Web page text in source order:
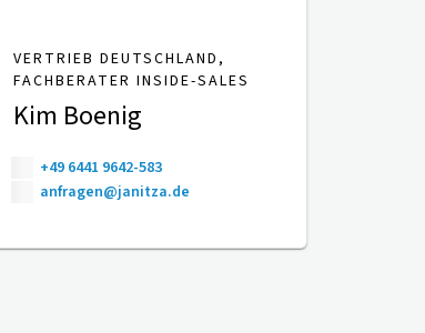
VERTRIEB DEUTSCHLAND,
FACHBERATER INSIDE-SALES
Kim Boenig
+49 6441 9642-583
anfragen@janitza.de